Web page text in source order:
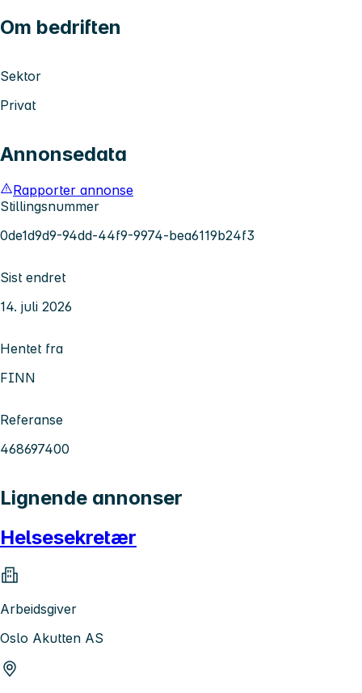
Om bedriften
Sektor
Privat
Annonsedata
Rapporter annonse
Stillingsnummer
0de1d9d9-94dd-44f9-9974-bea6119b24f3
Sist endret
14. juli 2026
Hentet fra
FINN
Referanse
468697400
Lignende annonser
Helsesekretær
Arbeidsgiver
Oslo Akutten AS